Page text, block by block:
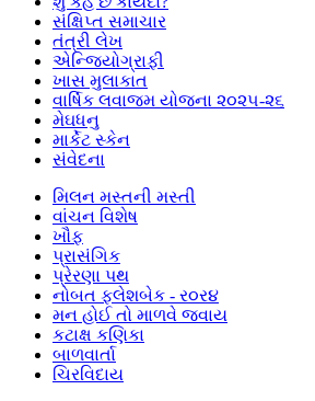
સંક્ષિપ્ત સમાચાર
તંત્રી લેખ
એન્જિયોગ્રાફી
ખાસ મુલાકાત
વાર્ષિક લવાજમ યોજના ૨૦૨૫-૨૬
મેઘધનુ
માર્કેટ સ્કેન
સંવેદના
મિલન મસ્તની મસ્તી
વાંચન વિશેષ
ખૌફ
પ્રાસંગિક
પ્રેરણા પથ
નોબત ફ્લેશબેક - ર૦ર૪
મન હોઈ તો માળવે જવાય
કટાક્ષ કણિકા
બાળવાર્તા
ચિરવિદાય